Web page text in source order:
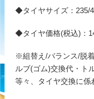
◆タイヤサイズ：235/
◆タイヤ価格(税込)：
※組替え/バランス/脱
ルブ(ゴム)交換代・ト
等々、タイヤ交換に係